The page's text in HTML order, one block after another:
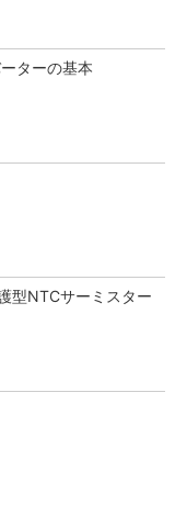
ターの基本
型NTCサーミスター